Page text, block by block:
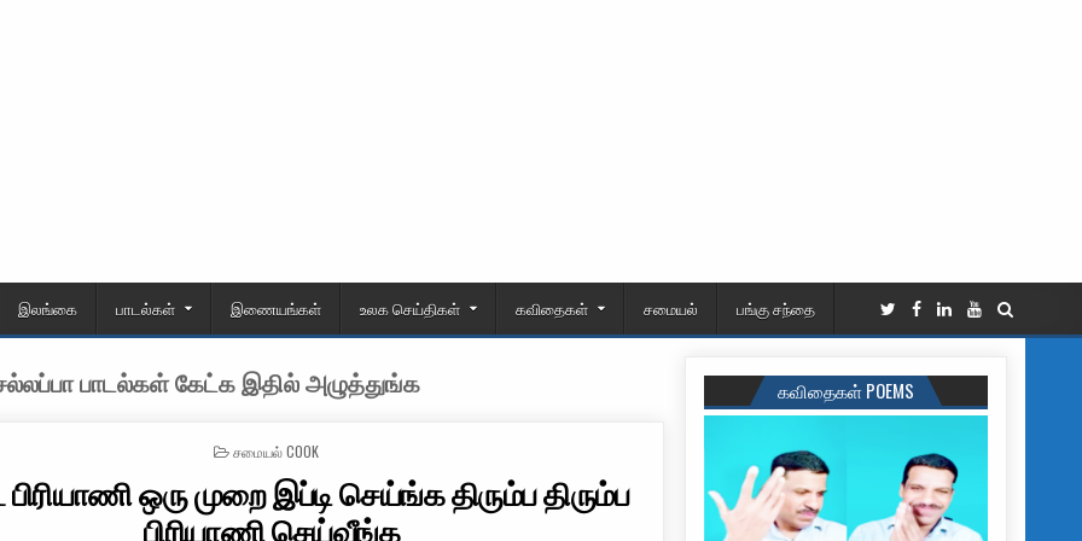
இலங்கை பாடல்கள் இணையங்கள் உலக செய்திகள் கவிதைகள் சமையல் பங்கு சந்தை
பாடல்கள் கேட்க இதில் அழுத்துங்க
POSTED IN
சமையல் COOK
ஒரு முறை இப்டி செய்ங்க திரும்ப திரும்ப
பிரியாணி செய்வீங்க
கவிதைகள் POEMS